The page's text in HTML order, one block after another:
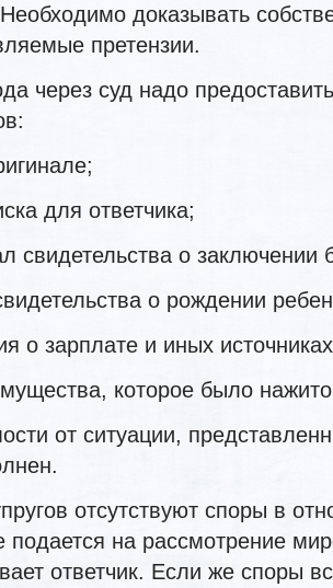
доказывать
претензии.
через суд надо
для ответчика;
свидетельства о заключении
о рождении
о зарплате и иных
которое было
от ситуации,
отсутствуют споры в
подается на рассмотрение
ответчик. Если же споры